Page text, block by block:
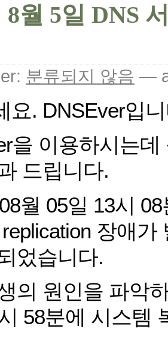
8월 5일 DNS
분류되지 않음 —
요. DNSEver입
을 이용하시는
드립니다.
월 05일 13시
장애
었습니다.
의 원인을 파악
58분에 시스템